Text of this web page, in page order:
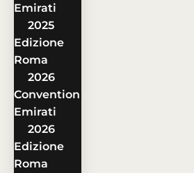
Emirati
2025
Edizione
Roma
2026
Convention
Emirati
2026
Edizione
Roma